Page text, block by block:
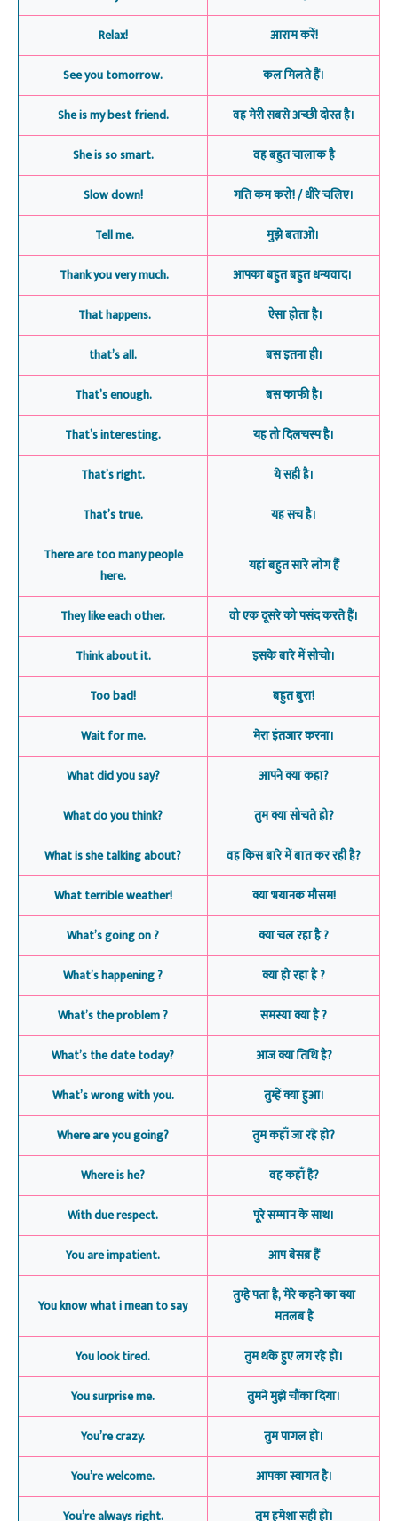
Relax! आराम करें!
See you tomorrow. कल मिलते हैं।
She is my best friend. वह मेरी सबसे अच्छी दोस्त है।
She is so smart. वह बहुत चालाक है
Slow down! गति कम करो! / धीरे चलिए।
Tell me. मुझे बताओ।
Thank you very much. आपका बहुत बहुत धन्यवाद।
That happens. ऐसा होता है।
that’s all. बस इतना ही।
That’s enough. बस काफी है।
That’s interesting. यह तो दिलचस्प है।
That’s right. ये सही है।
That’s true. यह सच है।
There are too many people
here.
यहां बहुत सारे लोग हैं
They like each other. वो एक दूसरे को पसंद करते हैं।
Think about it. इसके बारे में सोचो।
Too bad! बहुत बुरा!
Wait for me. मेरा इंतजार करना।
What did you say? आपने क्या कहा?
What do you think? तुम क्या सोचते हो?
What is she talking about? वह किस बारे में बात कर रही है?
What terrible weather! क्या भयानक मौसम!
What’s going on ? क्या चल रहा है ?
What’s happening ? क्या हो रहा है ?
What’s the problem ? समस्या क्या है ?
What’s the date today? आज क्या तिथि है?
What’s wrong with you. तुम्हें क्या हुआ।
Where are you going? तुम कहाँ जा रहे हो?
Where is he? वह कहाँ है?
With due respect. पूरे सम्मान के साथ।
You are impatient. आप बेसब्र हैं
You know what i mean to say
तुम्हे पता है, मेरे कहने का क्या
मतलब है
You look tired. तुम थके हुए लग रहे हो।
You surprise me. तुमने मुझे चौंका दिया।
You’re crazy. तुम पागल हो।
You’re welcome. आपका स्वागत है।
You’re always right. तुम हमेशा सही हो।